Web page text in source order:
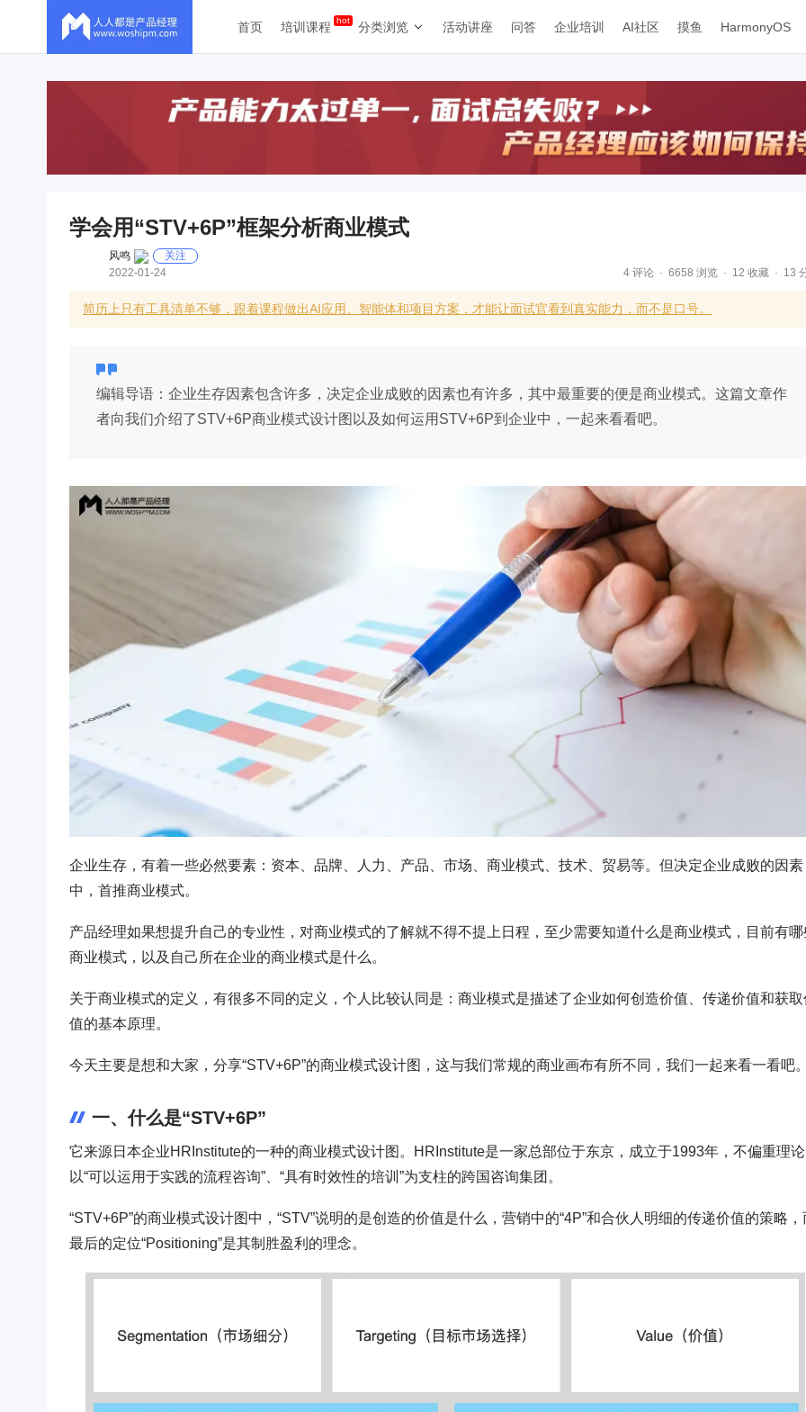
首页 培训课程 分类浏览 活动讲座 问答 企业培训 AI社区 摸鱼 HarmonyOS
学会用“STV+6P”框架分析商业模式
风鸣
关注
2022-01-24
4 评论 6658 浏览 12 收藏 13
简历上只有工具清单不够，跟着课程做出AI应用、智能体和项目方案，才能让面试官看到真实能力，而不是口号。
编辑导语：企业生存因素包含许多，决定企业成败的因素也有许多，其中最重要的便是商业模式。这篇文章作
者向我们介绍了STV+6P商业模式设计图以及如何运用STV+6P到企业中，一起来看看吧。
企业生存，有着一些必然要素：资本、品牌、人力、产品、市场、商业模式、技术、贸易等。但决定企业成败的因素
中，首推商业模式。
产品经理如果想提升自己的专业性，对商业模式的了解就不得不提上日程，至少需要知道什么是商业模式，目前有哪
商业模式，以及自己所在企业的商业模式是什么。
关于商业模式的定义，有很多不同的定义，个人比较认同是：商业模式是描述了企业如何创造价值、传递价值和获取
值的基本原理。
今天主要是想和大家，分享“STV+6P”的商业模式设计图，这与我们常规的商业画布有所不同，我们一起来看一看吧
一、什么是“STV+6P”
它来源日本企业HRInstitute的一种的商业模式设计图。HRInstitute是一家总部位于东京，成立于1993年，不偏重理
以“可以运用于实践的流程咨询”、“具有时效性的培训”为支柱的跨国咨询集团。
“STV+6P”的商业模式设计图中，“STV”说明的是创造的价值是什么，营销中的“4P”和合伙人明细的传递价值的策略，
最后的定位“Positioning”是其制胜盈利的理念。